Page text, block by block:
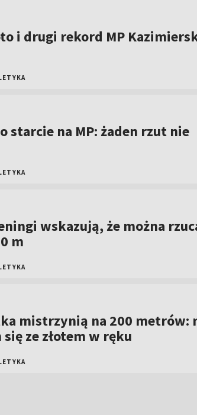
i drugi rekord MP
starcie na MP: żaden rzut nie
wskazują, że można
m
mistrzynią na 200 metrów:
ze złotem w ręku